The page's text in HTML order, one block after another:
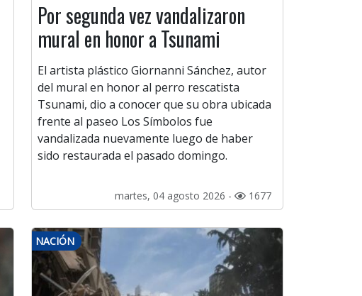
Por segunda vez vandalizaron
mural en honor a Tsunami
El artista plástico Giornanni Sánchez, autor
del mural en honor al perro rescatista
Tsunami, dio a conocer que su obra ubicada
frente al paseo Los Símbolos fue
vandalizada nuevamente luego de haber
sido restaurada el pasado domingo.
martes, 04 agosto 2026 - 1677
NACIÓN